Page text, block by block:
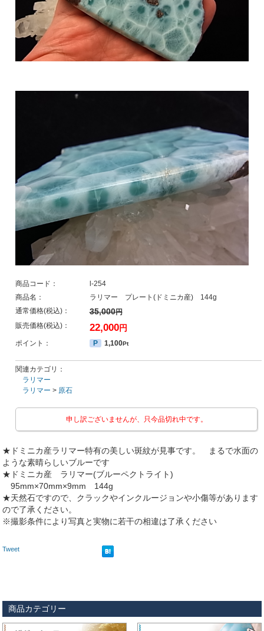
商品コード：
l-254
商品名：
ラリマー プレート(ドミニカ産) 144g
通常価格(税込)：
35,000円
販売価格(税込)： 22,000円
ポイント： P 1,100Pt
関連カテゴリ：
ラリマー
ラリマー > 原石
申し訳ございませんが、只今品切れ中です。
★ドミニカ産ラリマー特有の美しい斑紋が見事です。 まるで水面の
ような素晴らしいブルーです
★ドミニカ産 ラリマー(ブルーペクトライト)
95mm×70mm×9mm 144g
★天然石ですので、クラックやインクルージョンや小傷等があります
ので了承ください。
※撮影条件により写真と実物に若干の相違は了承ください
Tweet
商品カテゴリー